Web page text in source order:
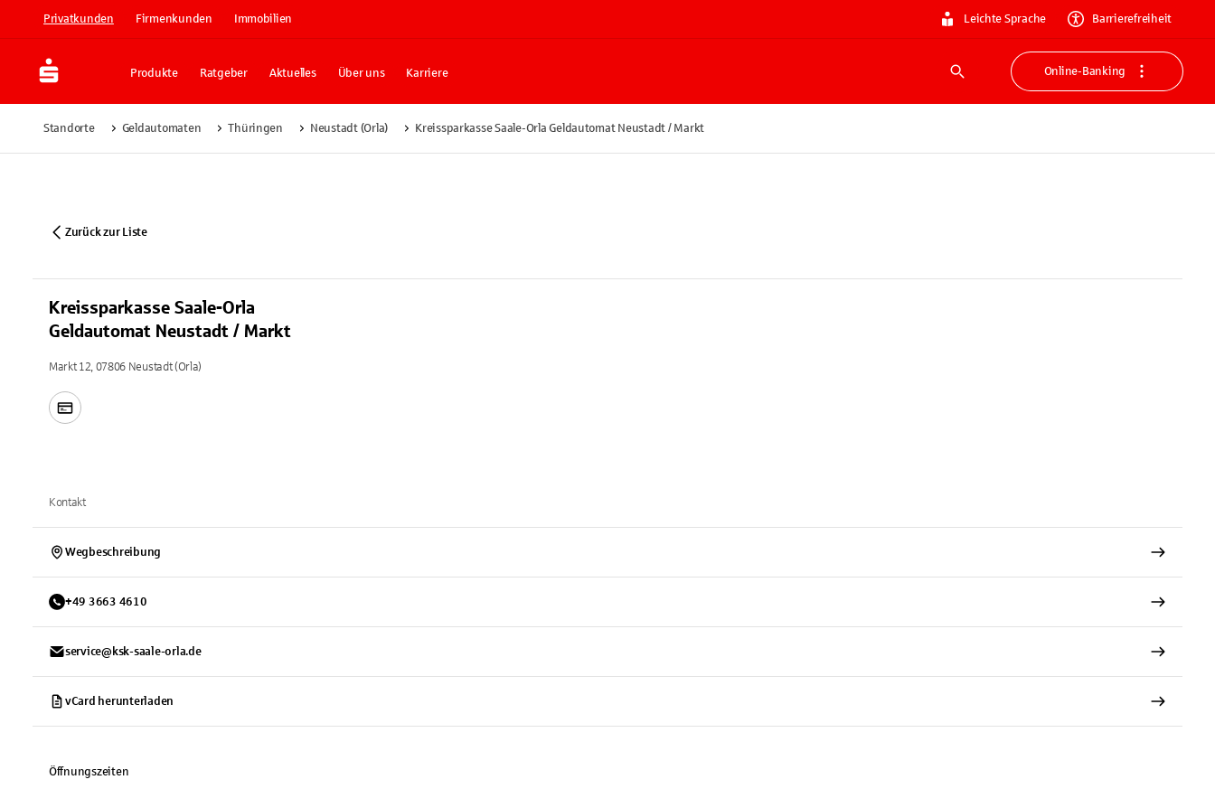
Privatkunden Firmenkunden Immobilien Leichte Sprache Barrierefreiheit
Produkte Ratgeber Aktuelles Über uns Karriere
Suche
Online-Banking
Standorte Geldautomaten Thüringen Neustadt (Orla) Kreissparkasse Saale-Orla Geldautomat Neustadt / Markt
Zurück zur Liste
Kreissparkasse Saale-Orla
Geldautomat Neustadt / Markt
Markt 12, 07806 Neustadt (Orla)
Kontakt
Wegbeschreibung
+49 3663 4610
service@ksk-saale-orla.de
vCard herunterladen
Öffnungszeiten